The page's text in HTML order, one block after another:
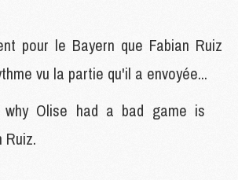
pour le Bayern que Fabian Ruiz
vu la partie qu'il a envoyée...
why Olise had a bad game is
Ruiz.